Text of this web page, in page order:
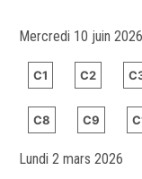
Mercredi 10 juin 2026
C1 C2
C8 C9
Lundi 2 mars 2026